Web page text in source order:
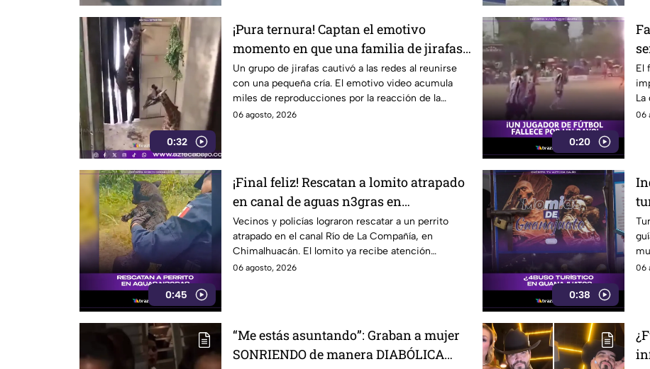
0:32
¡Pura ternura! Captan el emotivo
momento en que una familia de jirafas
conoce a su nueva integrante
Un grupo de jirafas cautivó a las redes al reunirse
con una pequeña cría. El emotivo video acumula
miles de reproducciones por la reacción de la
familia.
06 agosto, 2026
0:20
El
La
06
0:45
¡Final feliz! Rescatan a lomito atrapado
en canal de aguas n3gras en
Chimalhuacán
Vecinos y policías lograron rescatar a un perrito
atrapado en el canal Río de La Compañía, en
Chimalhuacán. El lomito ya recibe atención
veterinaria.
06 agosto, 2026
0:38
06
“Me estás asuntando”: Graban a mujer
SONRIENDO de manera DIABÓLICA